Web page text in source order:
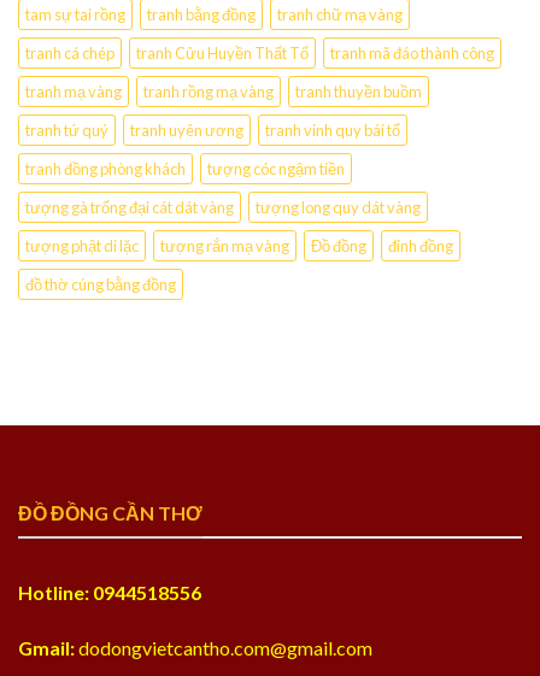
tam sự tai rồng tranh bằng đồng
tranh chữ mạ vàng
tranh cá chép
tranh Cửu Huyền Thất Tổ
tranh mã đáo thành công
tranh mạ vàng
tranh rồng mạ vàng
tranh thuyền buồm
tranh tứ quý
tranh uyên ương
tranh vinh quy bái tổ
tranh đồng phòng khách
tượng cóc ngậm tiền
tượng gà trống đại cát dát vàng
tượng long quy dát vàng
tượng phật di lặc
tượng rắn mạ vàng Đồ đồng
đỉnh đồng
đồ thờ cúng bằng đồng
ĐỒ ĐỒNG CẦN THƠ
Hotline: 0944518556
Gmail:dodongvietcantho.com@gmail.com